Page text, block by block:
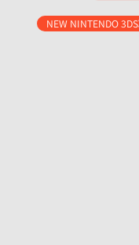
NEW NINTENDO 3DS